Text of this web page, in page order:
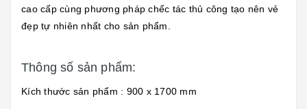
cao cấp cùng phương pháp chếc tác thủ công tạo nên vẻ
đẹp tự nhiên nhất cho sản phẩm.
Thông số sản phẩm:
Kích thước sản phẩm : 900 x 1700 mm